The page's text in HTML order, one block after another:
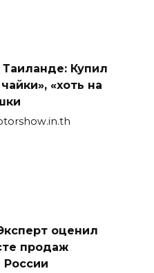
Купил
«хоть на
оценил
продаж